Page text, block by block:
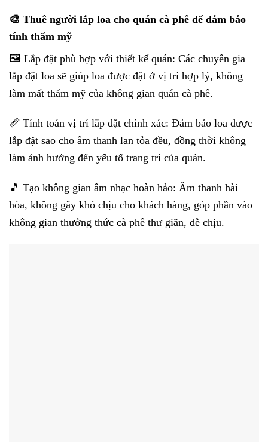
🎨 Thuê người lắp loa cho quán cà phê để đảm bảo
tính thẩm mỹ
🖼️ Lắp đặt phù hợp với thiết kế quán: Các chuyên gia
lắp đặt loa sẽ giúp loa được đặt ở vị trí hợp lý, không
làm mất thẩm mỹ của không gian quán cà phê.
📏 Tính toán vị trí lắp đặt chính xác: Đảm bảo loa được
lắp đặt sao cho âm thanh lan tỏa đều, đồng thời không
làm ảnh hưởng đến yếu tố trang trí của quán.
🎵 Tạo không gian âm nhạc hoàn hảo: Âm thanh hài
hòa, không gây khó chịu cho khách hàng, góp phần vào
không gian thưởng thức cà phê thư giãn, dễ chịu.